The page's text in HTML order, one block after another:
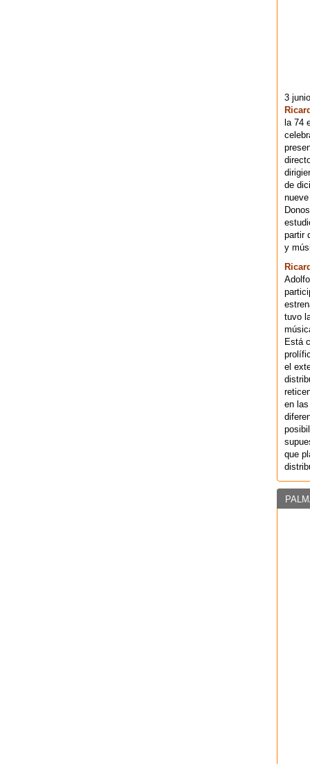
3
la 74
de
partir
y
tuvo
Está
el
en
que